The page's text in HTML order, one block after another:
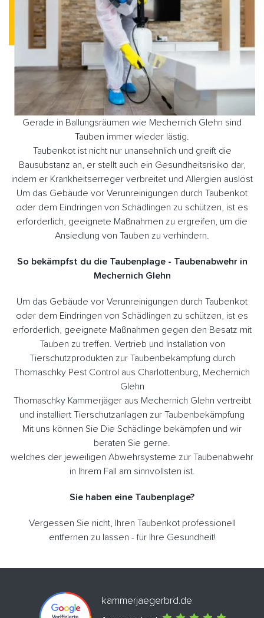
Gerade in Ballungsräumen wie Mechernich Glehn sind
Tauben immer wieder lästig.
Taubenkot ist nicht nur unansehnlich und greift die
Bausubstanz an, er stellt auch ein Gesundheitsrisiko dar,
indem er Krankheitserreger verbreitet und Allergien auslöst
Um das Gebäude vor Verunreinigungen durch Taubenkot
oder dem Eindringen von Schädlingen zu schützen, ist es
erforderlich, geeignete Maßnahmen zu ergreifen, um die
Ansiedlung von Tauben zu verhindern.
So bekämpfst du die Taubenplage - Taubenabwehr in
Mechernich Glehn
Um das Gebäude vor Verunreinigungen durch Taubenkot
oder dem Eindringen von Schädlingen zu schützen, ist es
erforderlich, geeignete Maßnahmen gegen den Besatz mit
Tauben zu treffen. Vertrieb und Installation von
Tierschutzprodukten zur Taubenbekämpfung durch
Thomaschky Pest Control aus Charlottenburg, Mechernich
Glehn
Thomaschky Kammerjäger aus Mechernich Glehn vertreibt
und installiert Tierschutzanlagen zur Taubenbekämpfung
Mit uns können Sie Die Schädlinge bekämpfen und wir
beraten Sie gerne.
welches der jeweiligen Abwehrsysteme zur Taubenabwehr
in Ihrem Fall am sinnvollsten ist.
Sie haben eine Taubenplage?
Vergessen Sie nicht, Ihren Taubenkot professionell
entfernen zu lassen - für Ihre Gesundheit!
kammerjaegerbrd.de